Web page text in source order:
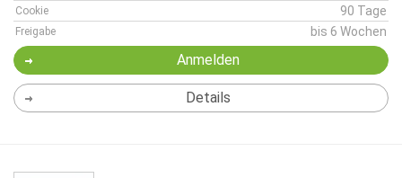
Cookie 90 Tage
Freigabe bis 6 Wochen
Anmelden
Details